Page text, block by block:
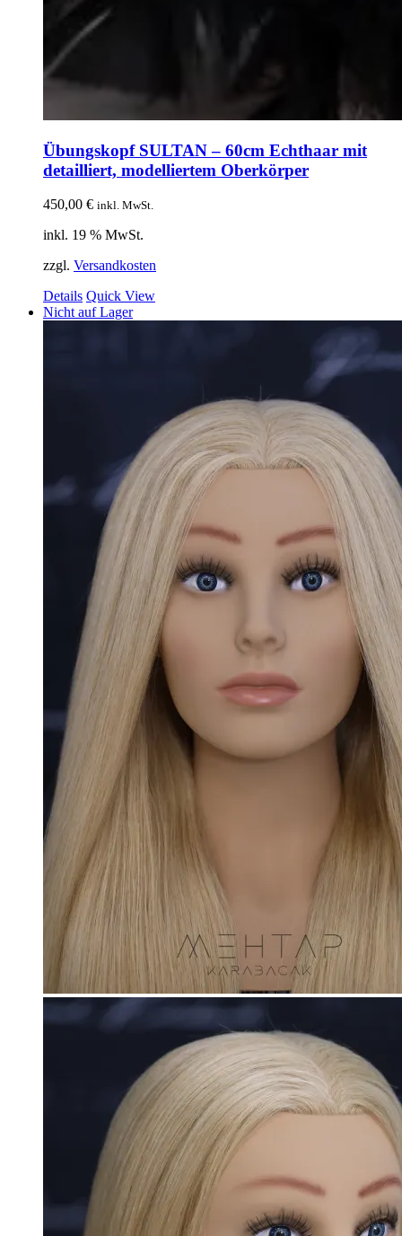
Übungskopf SULTAN – 60cm Echthaar mit
detailliert, modelliertem Oberkörper
450,00 € inkl. MwSt.
inkl. 19 % MwSt.
zzgl. Versandkosten
Details Quick View
Nicht auf Lager